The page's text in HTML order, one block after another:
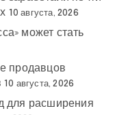
10 августа, 2026
может стать
продавцов
10 августа, 2026
для расширения